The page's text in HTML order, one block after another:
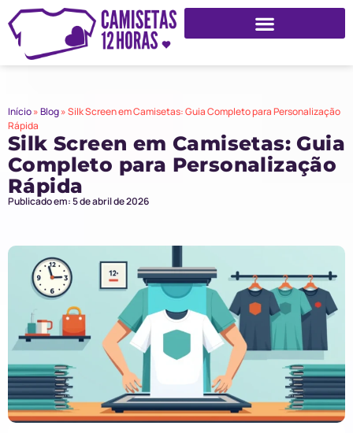
Início»Blog»Silk Screen em Camisetas: Guia Completo para Personalização
Rápida
Silk Screen em Camisetas: Guia
Completo para Personalização
Rápida
Publicado em: 5 de abril de 2026